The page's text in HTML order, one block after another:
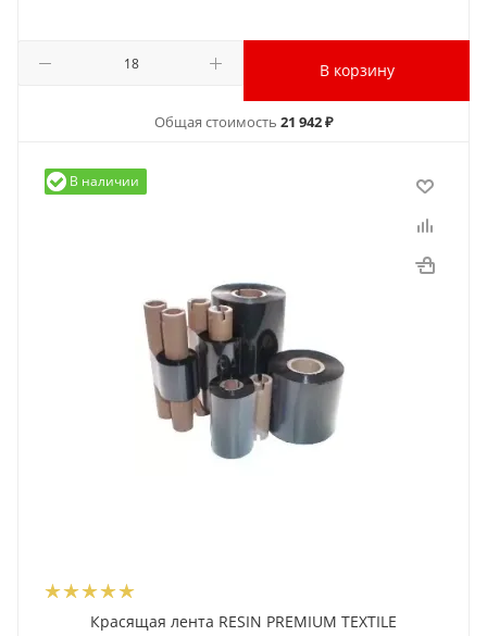
В корзину
Общая стоимость 21 942 ₽
В наличии
Красящая лента RESIN PREMIUM TEXTILE